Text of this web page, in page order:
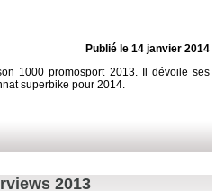
Publié le 14 janvier 2014
1000 promosport 2013. Il dévoile ses
superbike pour 2014.
2013